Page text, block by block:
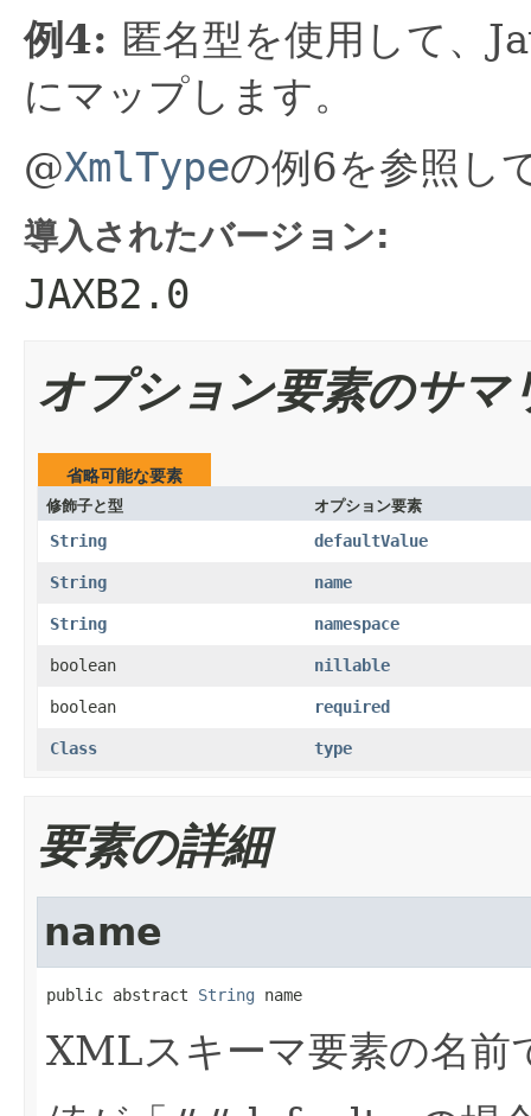
例4: 匿名型を使用して、
にマップします。
@XmlTypeの例6を参照し
導入されたバージョン:
JAXB2.0
オプション要素のサマ
省略可能な要素
修飾子と型 オプション要素
String defaultValue
String name
String namespace
boolean nillable
boolean required
Class type
要素の詳細
name
public abstract String name
XMLスキーマ要素の名前